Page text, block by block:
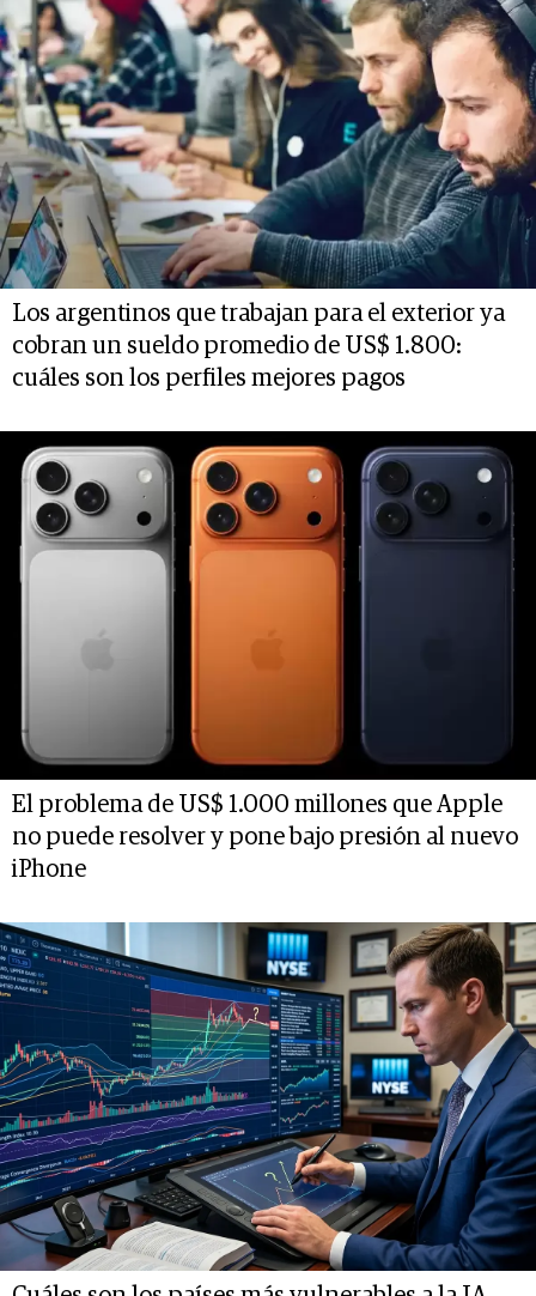
Los argentinos que trabajan para el exterior ya
cobran un sueldo promedio de US$ 1.800:
cuáles son los perfiles mejores pagos
El problema de US$ 1.000 millones que Apple
no puede resolver y pone bajo presión al nuevo
iPhone